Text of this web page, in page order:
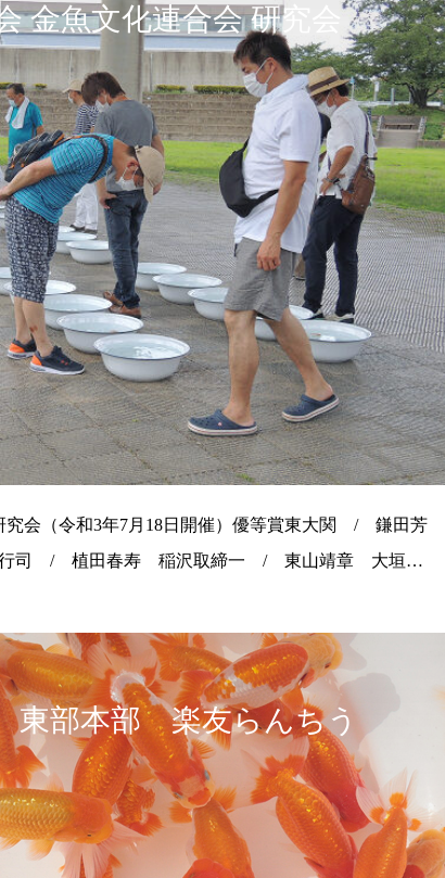
金魚文化連合会 研究会
究会（令和3年7月18日開催）優等賞東大関 / 鎌田芳
司 / 植田春寿 稲沢取締一 / 東山靖章 大垣…
東部本部 楽友らんちう